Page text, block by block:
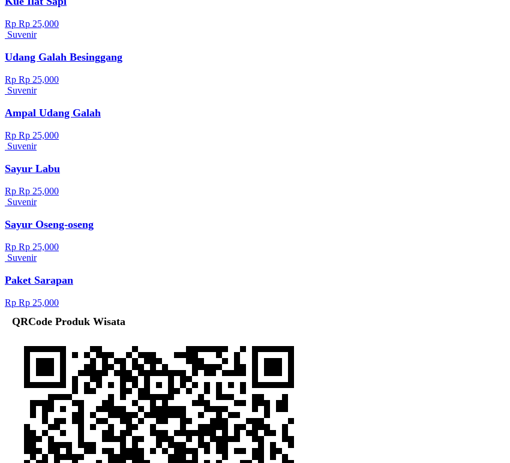
Rp Rp 25,000
Suvenir
Udang Galah Besinggang
Rp Rp 25,000
Suvenir
Ampal Udang Galah
Rp Rp 25,000
Suvenir
Sayur Labu
Rp Rp 25,000
Suvenir
Sayur Oseng-oseng
Rp Rp 25,000
Suvenir
Paket Sarapan
Rp Rp 25,000
QRCode Produk Wisata